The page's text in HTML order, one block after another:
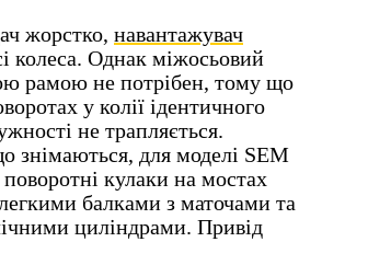
жорстко, навантажувач
колеса. Однак міжосьовий
рамою не потрібен, тому що
у колії ідентичного
не трапляється.
знімаються, для моделі SEM
кулаки на мостах
балками з маточами та
циліндрами. Привід